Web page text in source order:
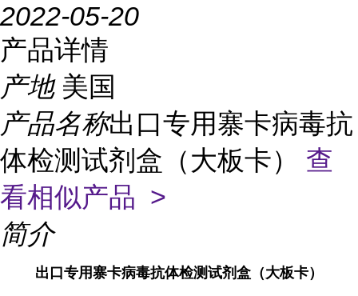
2022-05-20
产品详情
产地 美国
产品名称出口专用寨卡病毒抗
体检测试剂盒（大板卡） 查
看相似产品 >
简介
出口专用寨卡病毒抗体检测试剂盒（大板卡）